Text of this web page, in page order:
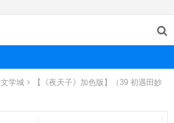
文学城
【《夜天子》加色版】（39 初遇田妙